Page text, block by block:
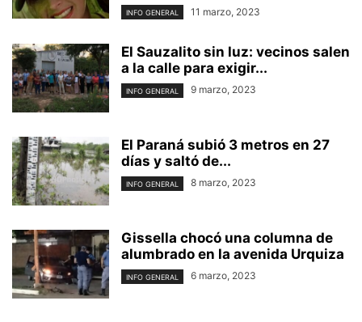
INFO GENERAL 11 marzo, 2023
El Sauzalito sin luz: vecinos salen
a la calle para exigir...
INFO GENERAL 9 marzo, 2023
El Paraná subió 3 metros en 27
días y saltó de...
INFO GENERAL 8 marzo, 2023
Gissella chocó una columna de
alumbrado en la avenida Urquiza
INFO GENERAL 6 marzo, 2023